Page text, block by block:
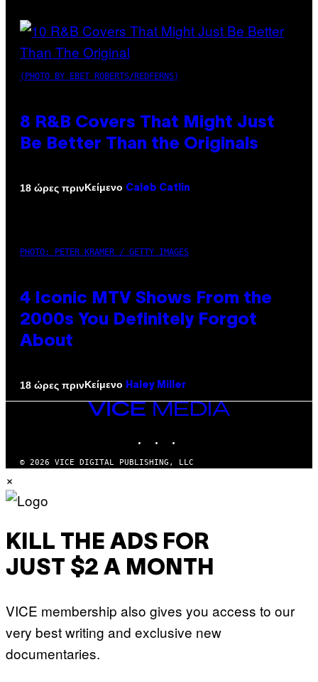
(PHOTO BY EBET ROBERTS/REDFERNS)
8 R&B Covers That Might Just
Be Better Than the Originals
18 ώρες πρινΚείμενο Caleb Catlin
PHOTO: PETER KRAMER / GETTY IMAGES
4 Iconic MTV Shows From the
2000s You Definitely Forgot
About
18 ώρες πρινΚείμενο Haley Miller
VICE
MEDIA
© 2026 VICE DIGITAL PUBLISHING, LLC
×
KILL THE ADS FOR
JUST $2 A MONTH
VICE membership also gives you access to our
very best writing and exclusive new
documentaries.